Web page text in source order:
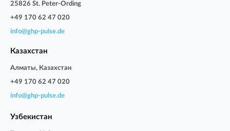
25826 St. Peter-Ording
+49 170 62 47 020
info@ghp-pulse.de
Казахстан
Алматы, Казахстан
+49 170 62 47 020
info@ghp-pulse.de
Узбекистан